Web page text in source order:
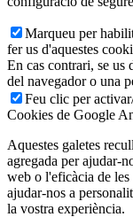
Marqueu per
fer us d'aquestes
En cas contrari, se us
del navegador o una
Feu clic per
Cookies de Google
Aquestes galetes
agregada per ajudar-
web o l'eficàcia de les
ajudar-nos a
la vostra experiència.